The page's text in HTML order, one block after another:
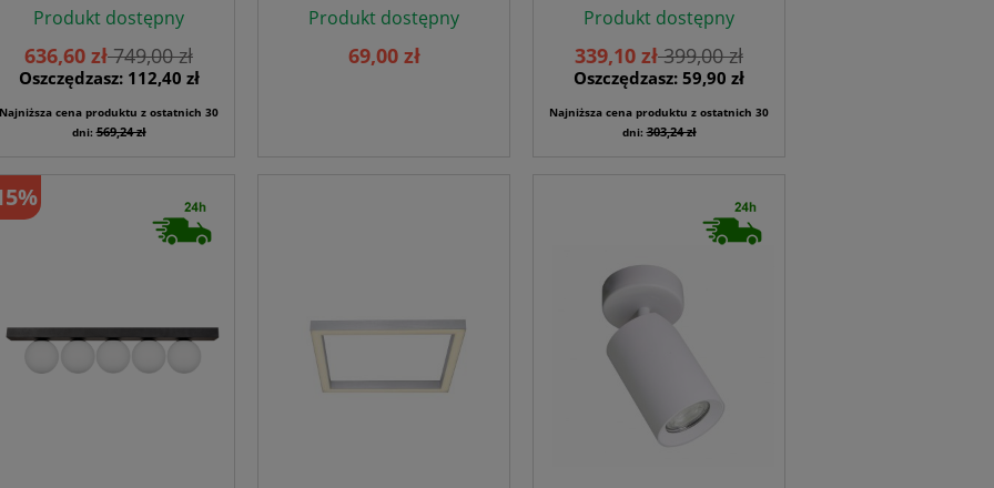
Produkt dostępny
636,60 zł749,00 zł
Oszczędzasz: 112,40 zł
Najniższa cena produktu z ostatnich 30
dni:569,24 zł
Produkt dostępny
69,00 zł
Produkt dostępny
339,10 zł399,00 zł
Oszczędzasz: 59,90 zł
Najniższa cena produktu z ostatnich 30
dni:303,24 zł